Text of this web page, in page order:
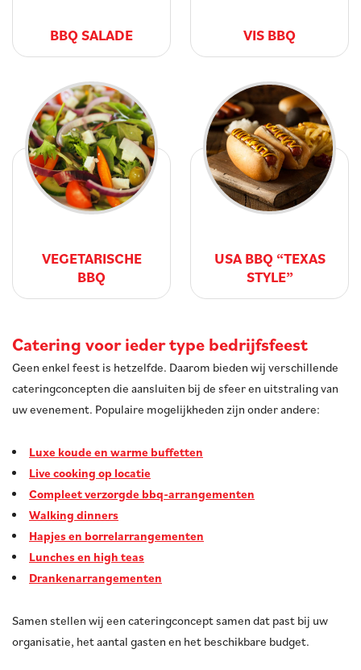
BBQ SALADE VIS BBQ
VEGETARISCHE
BBQ
USA BBQ “TEXAS
STYLE”
Catering voor ieder type bedrijfsfeest
Geen enkel feest is hetzelfde. Daarom bieden wij verschillende
cateringconcepten die aansluiten bij de sfeer en uitstraling van
uw evenement. Populaire mogelijkheden zijn onder andere:
Luxe koude en warme buffetten
Live cooking op locatie
Compleet verzorgde bbq-arrangementen
Walking dinners
Hapjes en borrelarrangementen
Lunches en high teas
Drankenarrangementen
Samen stellen wij een cateringconcept samen dat past bij uw
organisatie, het aantal gasten en het beschikbare budget.